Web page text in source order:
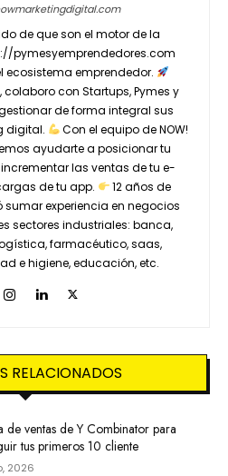
de que son el motor de la
pymesyemprendedores.com
ecosistema emprendedor.
con Startups, Pymes y
de forma integral sus
digital.
Con el equipo de NOW!
ayudarte a posicionar tu
las ventas de tu e-
de tu app.
12 años de
experiencia en negocios
sectores industriales: banca,
farmacéutico, saas,
e higiene, educación, etc.
RELACIONADOS
de ventas de Y Combinator para
tus primeros 10 cliente
2026